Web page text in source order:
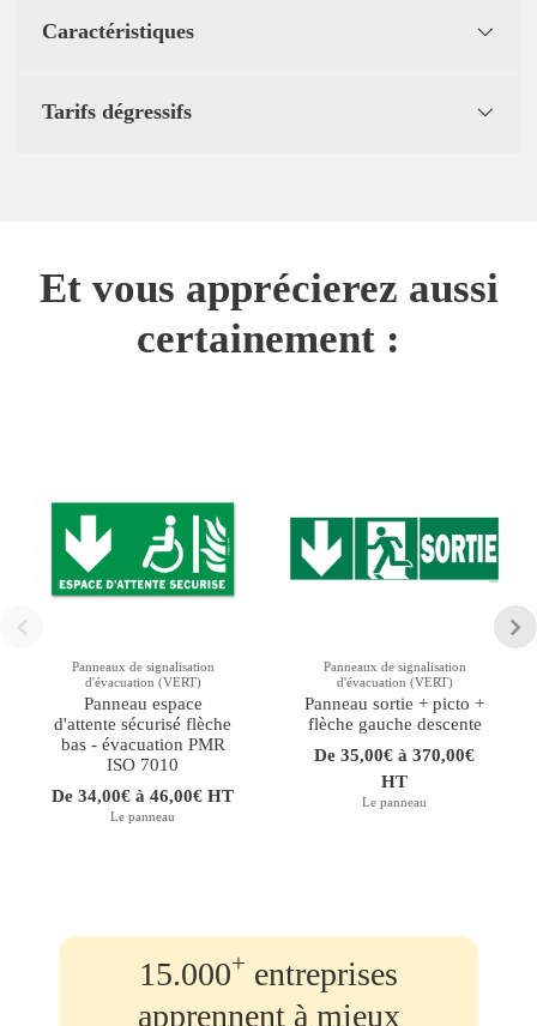
Caractéristiques
Tarifs dégressifs
Et vous apprécierez aussi
certainement :
Panneaux de signalisation
d'évacuation (VERT)
Panneau espace
d'attente sécurisé flèche
bas - évacuation PMR
ISO 7010
De 34,00€ à 46,00€ HT
Le panneau
Panneaux de signalisation
d'évacuation (VERT)
Panneau sortie + picto +
flèche gauche descente
De 35,00€ à 370,00€
HT
Le panneau
15.000+ entreprises
apprennent à mieux